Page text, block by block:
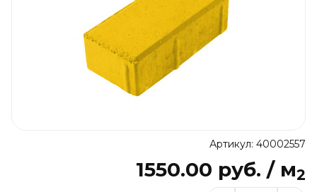
Артикул: 40002557
1550.00 руб. / м2